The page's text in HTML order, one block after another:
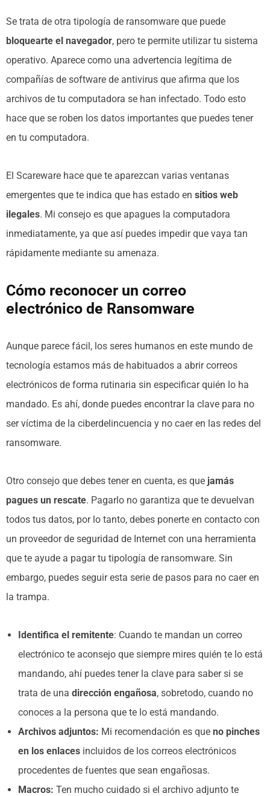
Se trata de otra tipología de ransomware que puede
bloquearte el navegador, pero te permite utilizar tu sistema
operativo. Aparece como una advertencia legítima de
compañías de software de antivirus que afirma que los
archivos de tu computadora se han infectado. Todo esto
hace que se roben los datos importantes que puedes tener
en tu computadora.
El Scareware hace que te aparezcan varias ventanas
emergentes que te indica que has estado en sitios web
ilegales. Mi consejo es que apagues la computadora
inmediatamente, ya que así puedes impedir que vaya tan
rápidamente mediante su amenaza.
Cómo reconocer un correo
electrónico de Ransomware
Aunque parece fácil, los seres humanos en este mundo de
tecnología estamos más de habituados a abrir correos
electrónicos de forma rutinaria sin especificar quién lo ha
mandado. Es ahí, donde puedes encontrar la clave para no
ser víctima de la ciberdelincuencia y no caer en las redes del
ransomware.
Otro consejo que debes tener en cuenta, es que jamás
pagues un rescate. Pagarlo no garantiza que te devuelvan
todos tus datos, por lo tanto, debes ponerte en contacto con
un proveedor de seguridad de Internet con una herramienta
que te ayude a pagar tu tipología de ransomware. Sin
embargo, puedes seguir esta serie de pasos para no caer en
la trampa.
Identifica el remitente: Cuando te mandan un correo
electrónico te aconsejo que siempre mires quién te lo está
mandando, ahí puedes tener la clave para saber si se
trata de una dirección engañosa, sobretodo, cuando no
conoces a la persona que te lo está mandando.
Archivos adjuntos: Mi recomendación es que no pinches
en los enlaces incluidos de los correos electrónicos
procedentes de fuentes que sean engañosas.
Macros: Ten mucho cuidado si el archivo adjunto te